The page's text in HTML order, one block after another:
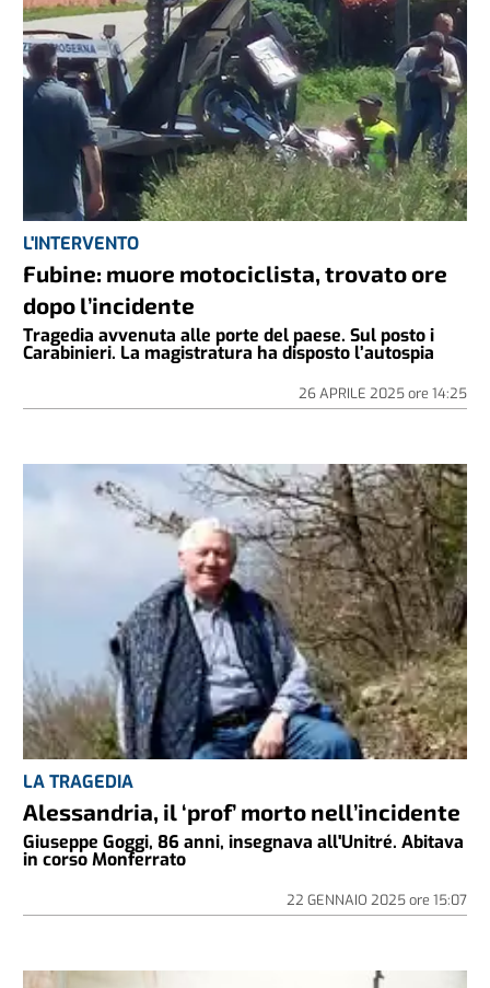
L'INTERVENTO
Fubine: muore motociclista, trovato ore
dopo l’incidente
Tragedia avvenuta alle porte del paese. Sul posto i
Carabinieri. La magistratura ha disposto l’autospia
26 APRILE 2025ore 14:25
LA TRAGEDIA
Alessandria, il ‘prof’ morto nell’incidente
Giuseppe Goggi, 86 anni, insegnava all'Unitré. Abitava
in corso Monferrato
22 GENNAIO 2025ore 15:07